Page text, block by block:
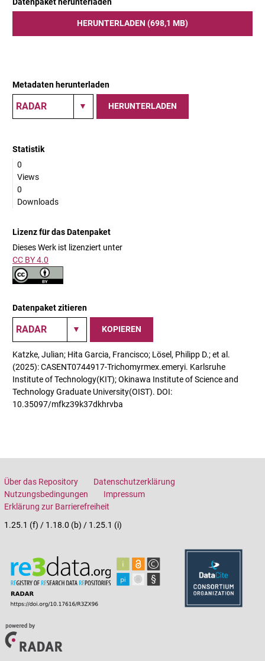
HERUNTERLADEN (698,1 MB)
Metadaten herunterladen
HERUNTERLADEN
Statistik
0
Views
0
Downloads
Lizenz für das Datenpaket
Dieses Werk ist lizenziert unter
CC BY 4.0
Datenpaket zitieren
KOPIEREN
Katzke, Julian; Hita Garcia, Francisco; Lösel, Philipp D.; et al.
(2025): CASENT0744917-Trichomyrmex.emeryi. Karlsruhe
Institute of Technology(KIT); Okinawa Institute of Science and
Technology Graduate University(OIST). DOI:
10.35097/mfkz39k37dkhrvba
Über das Repository
Datenschutzerklärung
Nutzungsbedingungen
Impressum
Erklärung zur Barrierefreiheit
1.25.1 (f) / 1.18.0 (b) / 1.25.1 (i)